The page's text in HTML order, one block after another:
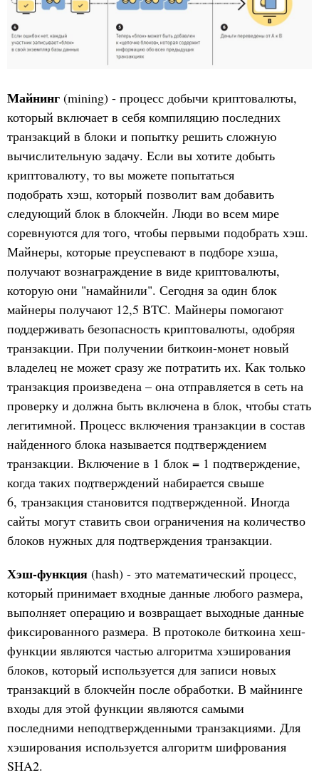
Майнинг (mining) - процесс добычи криптовалюты,
который включает в себя компиляцию последних
транзакций в блоки и попытку решить сложную
вычислительную задачу. Если вы хотите добыть
криптовалюту, то вы можете попытаться
подобрать хэш, который позволит вам добавить
следующий блок в блокчейн. Люди во всем мире
соревнуются для того, чтобы первыми подобрать хэш.
Майнеры, которые преуспевают в подборе хэша,
получают вознаграждение в виде криптовалюты,
которую они "намайнили". Сегодня за один блок
майнеры получают 12,5 BTC. Майнеры помогают
поддерживать безопасность криптовалюты, одобряя
транзакции. При получении биткоин-монет новый
владелец не может сразу же потратить их. Как только
транзакция произведена – она отправляется в сеть на
проверку и должна быть включена в блок, чтобы стать
легитимной. Процесс включения транзакции в состав
найденного блока называется подтверждением
транзакции. Включение в 1 блок = 1 подтверждение,
когда таких подтверждений набирается свыше
6, транзакция становится подтвержденной. Иногда
сайты могут ставить свои ограничения на количество
блоков нужных для подтверждения транзакции.
Хэш-функция (hash) - это математический процесс,
который принимает входные данные любого размера,
выполняет операцию и возвращает выходные данные
фиксированного размера. В протоколе биткоина хеш-
функции являются частью алгоритма хэширования
блоков, который используется для записи новых
транзакций в блокчейн после обработки. В майнинге
входы для этой функции являются самыми
последними неподтвержденными транзакциями. Для
хэширования используется алгоритм шифрования
SHA2.